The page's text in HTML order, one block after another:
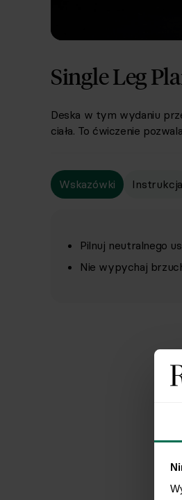
Single Leg
Deska w tym wydaniu
ciała. To ćwiczenie
Wskazówki Instrukcja
Pilnuj neutralnego
Nie wypychaj